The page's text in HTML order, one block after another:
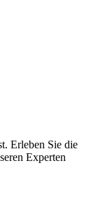
Erleben Sie die
Experten